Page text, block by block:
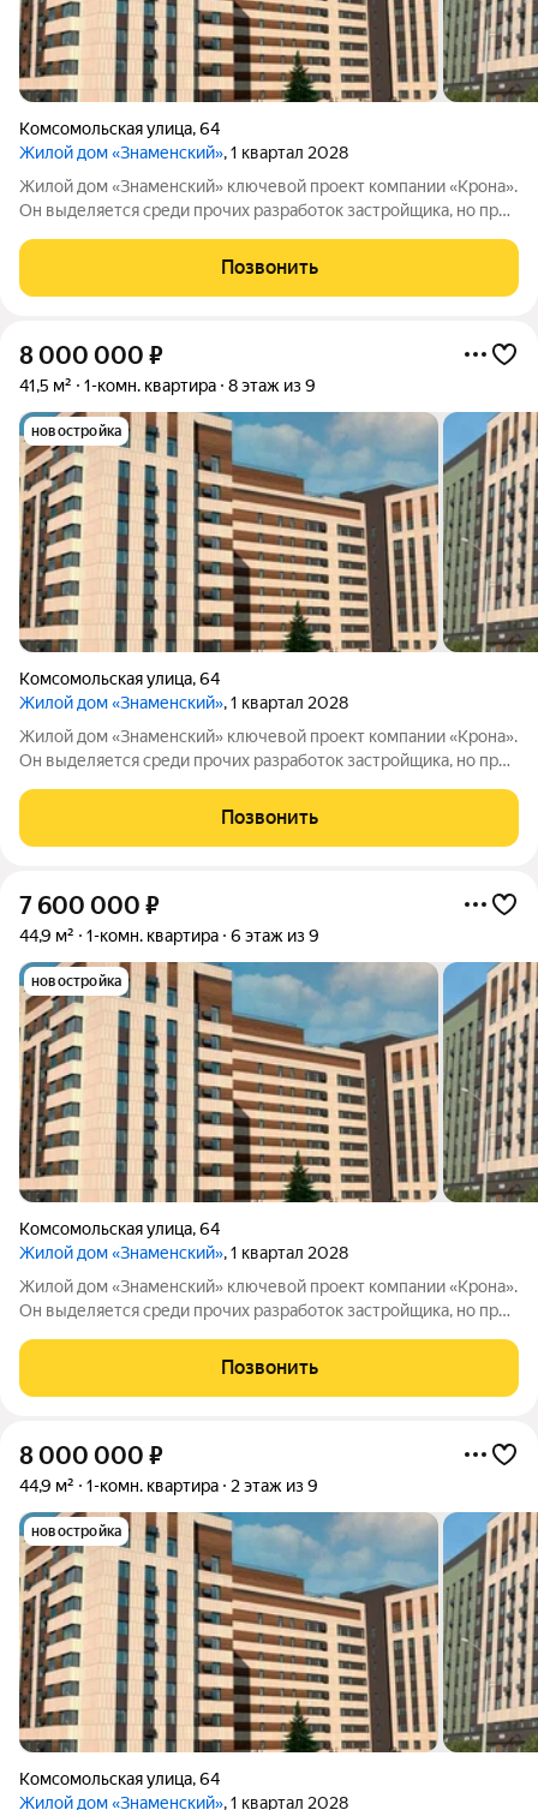
Комсомольская улица,64
Жилой дом «Знаменский», 1 квартал 2028
Жилой дом «Знаменский» ключевой проект компании «Крона».
Он выделяется среди прочих разработок застройщика, но при
расположен в одной из самых удачных зон ХантыМансийска. В
Позвонить
8 000 000 ₽
41,5 м² 1-комн. квартира 8 этаж из 9
новостройка
Комсомольская улица,64
Жилой дом «Знаменский», 1 квартал 2028
Жилой дом «Знаменский» ключевой проект компании «Крона».
Он выделяется среди прочих разработок застройщика, но при
расположен в одной из самых удачных зон ХантыМансийска. В
шаговой доступности
Позвонить
7 600 000 ₽
44,9 м² 1-комн. квартира 6 этаж из 9
новостройка
Комсомольская улица,64
Жилой дом «Знаменский», 1 квартал 2028
Жилой дом «Знаменский» ключевой проект компании «Крона».
Он выделяется среди прочих разработок застройщика, но при
расположен в одной из самых удачных зон ХантыМансийска. В
шаговой доступности
Позвонить
8 000 000 ₽
44,9 м² 1-комн. квартира 2 этаж из 9
новостройка
Комсомольская улица,64
Жилой дом «Знаменский», 1 квартал 2028